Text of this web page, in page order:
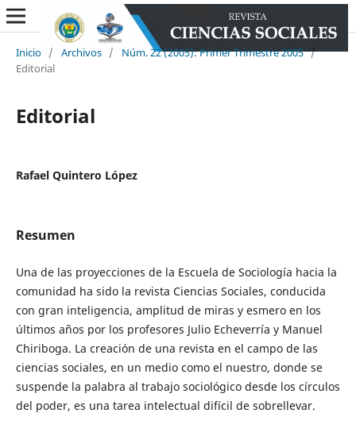
Inicio / Archivos / Núm. 22 (2005): Primer Trimestre 2005 /
Editorial
Editorial
Rafael Quintero López
Resumen
Una de las proyecciones de la Escuela de Sociología hacia la
comunidad ha sido la revista Ciencias Sociales, conducida
con gran inteligencia, amplitud de miras y esmero en los
últimos años por los profesores Julio Echeverría y Manuel
Chiriboga. La creación de una revista en el campo de las
ciencias sociales, en un medio como el nuestro, donde se
suspende la palabra al trabajo sociológico desde los círculos
del poder, es una tarea intelectual difícil de sobrellevar.